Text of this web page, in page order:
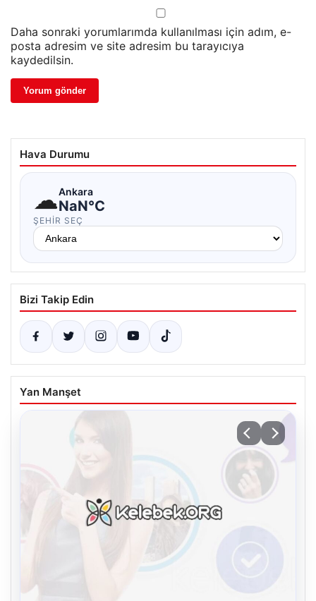
Daha sonraki yorumlarımda kullanılması için adım, e-
posta adresim ve site adresim bu tarayıcıya
kaydedilsin.
Hava Durumu
☁Ankara
NaN°C
ŞEHIR SEÇ
Bizi Takip Edin
Yan Manşet